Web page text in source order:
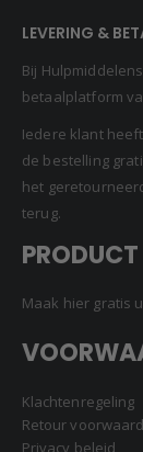
LEVERING &
Bij
betaalplatform
Iedere klant
de bestelling
het
terug.
PRODUCT
Maak hier gratis
Klachtenregeling
Retour
Privacy beleid